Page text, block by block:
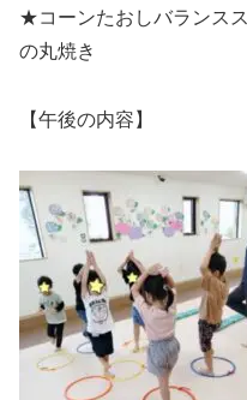
★コーンたおしバランス
の丸焼き
【午後の内容】